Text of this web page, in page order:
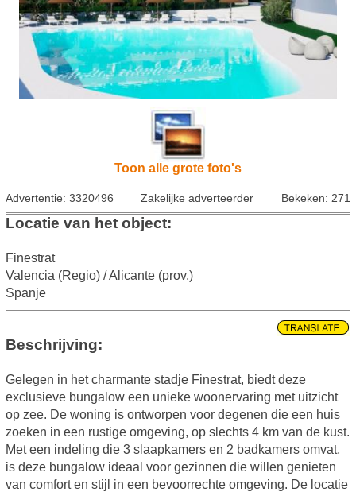
Toon alle grote foto's
Advertentie: 3320496 Zakelijke adverteerder Bekeken: 271
Locatie van het object:
Finestrat
Valencia (Regio) / Alicante (prov.)
Spanje
Beschrijving:
Gelegen in het charmante stadje Finestrat, biedt deze
exclusieve bungalow een unieke woonervaring met uitzicht
op zee. De woning is ontworpen voor degenen die een huis
zoeken in een rustige omgeving, op slechts 4 km van de kust.
Met een indeling die 3 slaapkamers en 2 badkamers omvat,
is deze bungalow ideaal voor gezinnen die willen genieten
van comfort en stijl in een bevoorrechte omgeving. De locatie